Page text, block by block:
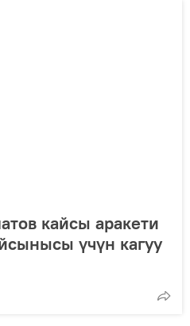
кайсы аракети
үчүн кагуу